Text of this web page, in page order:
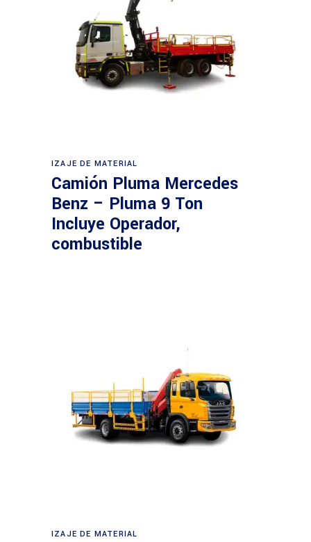
IZAJE DE MATERIAL
Camión Pluma Mercedes
Benz – Pluma 9 Ton
Incluye Operador,
combustible
IZAJE DE MATERIAL